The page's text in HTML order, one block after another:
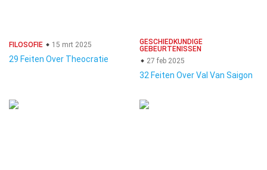
FILOSOFIE 15 mrt 2025
29 Feiten Over Theocratie
GESCHIEDKUNDIGE
GEBEURTENISSEN
27 feb 2025
32 Feiten Over Val Van Saigon